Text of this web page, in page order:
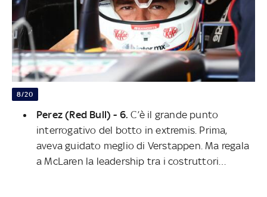
8/20
Perez (Red Bull) - 6. C’è il grande punto
interrogativo del botto in extremis. Prima,
aveva guidato meglio di Verstappen. Ma regala
a McLaren la leadership tra i costruttori…